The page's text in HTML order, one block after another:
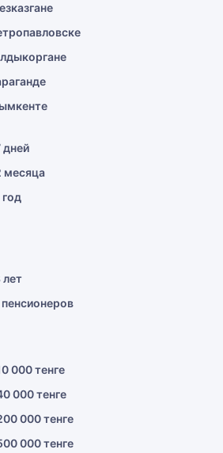
дней
месяца
год
лет
000 тенге
000 тенге
000 тенге
000 тенге